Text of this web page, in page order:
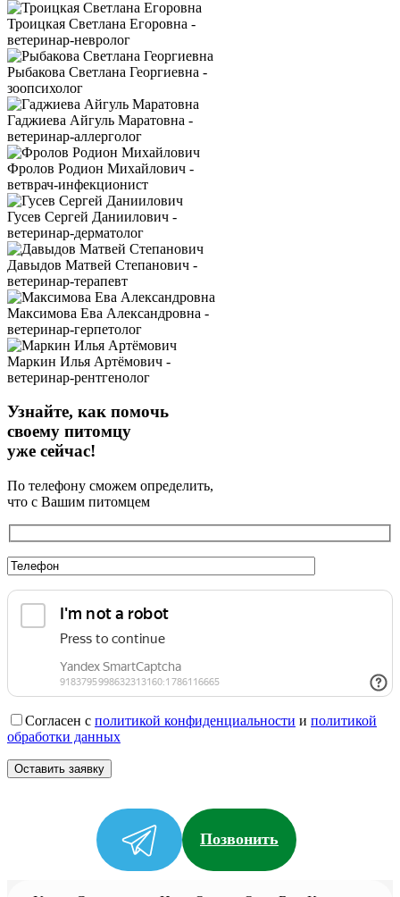
Троицкая Светлана Егоровна -
ветеринар-невролог
Рыбакова Светлана Георгиевна -
зоопсихолог
Гаджиева Айгуль Маратовна -
ветеринар-аллерголог
Фролов Родион Михайлович -
ветврач-инфекционист
Гусев Сергей Даниилович -
ветеринар-дерматолог
Давыдов Матвей Степанович -
ветеринар-терапевт
Максимова Ева Александровна -
ветеринар-герпетолог
Маркин Илья Артёмович -
ветеринар-рентгенолог
Узнайте, как помочь
своему питомцу
уже сейчас!
По телефону сможем определить,
что с Вашим питомцем
Согласен с политикой конфиденциальности и политикой
обработки данных
Позвонить